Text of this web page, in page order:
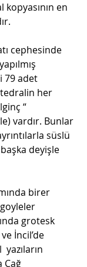
kopyasının en
cephesinde
79 adet
her
“
vardır. Bunlar
süslü
deyişle
birer
grotesk
İncil’de
Çağ